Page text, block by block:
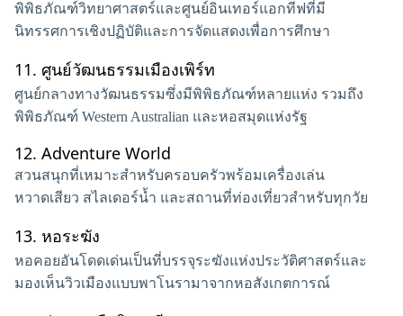
พิพิธภัณฑ์วิทยาศาสตร์และศูนย์อินเทอร์แอกทีฟที่มี
นิทรรศการเชิงปฏิบัติและการจัดแสดงเพื่อการศึกษา
11. ศูนย์วัฒนธรรมเมืองเพิร์ท
ศูนย์กลางทางวัฒนธรรมซึ่งมีพิพิธภัณฑ์หลายแห่ง รวมถึง
พิพิธภัณฑ์ Western Australian และหอสมุดแห่งรัฐ
12. Adventure World
สวนสนุกที่เหมาะสำหรับครอบครัวพร้อมเครื่องเล่น
หวาดเสียว สไลเดอร์น้ำ และสถานที่ท่องเที่ยวสำหรับทุกวัย
13. หอระฆัง
หอคอยอันโดดเด่นเป็นที่บรรจุระฆังแห่งประวัติศาสตร์และ
มองเห็นวิวเมืองแบบพาโนรามาจากหอสังเกตการณ์